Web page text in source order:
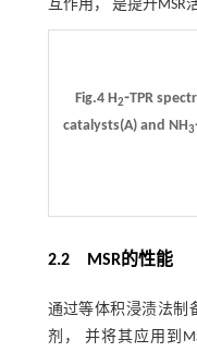
互作用， 是提升MSR
Fig.4 H2⁃TPR
catalysts(A) and NH3
2.2 MSR的性能
通过等体积浸渍法制
剂， 并将其应用到